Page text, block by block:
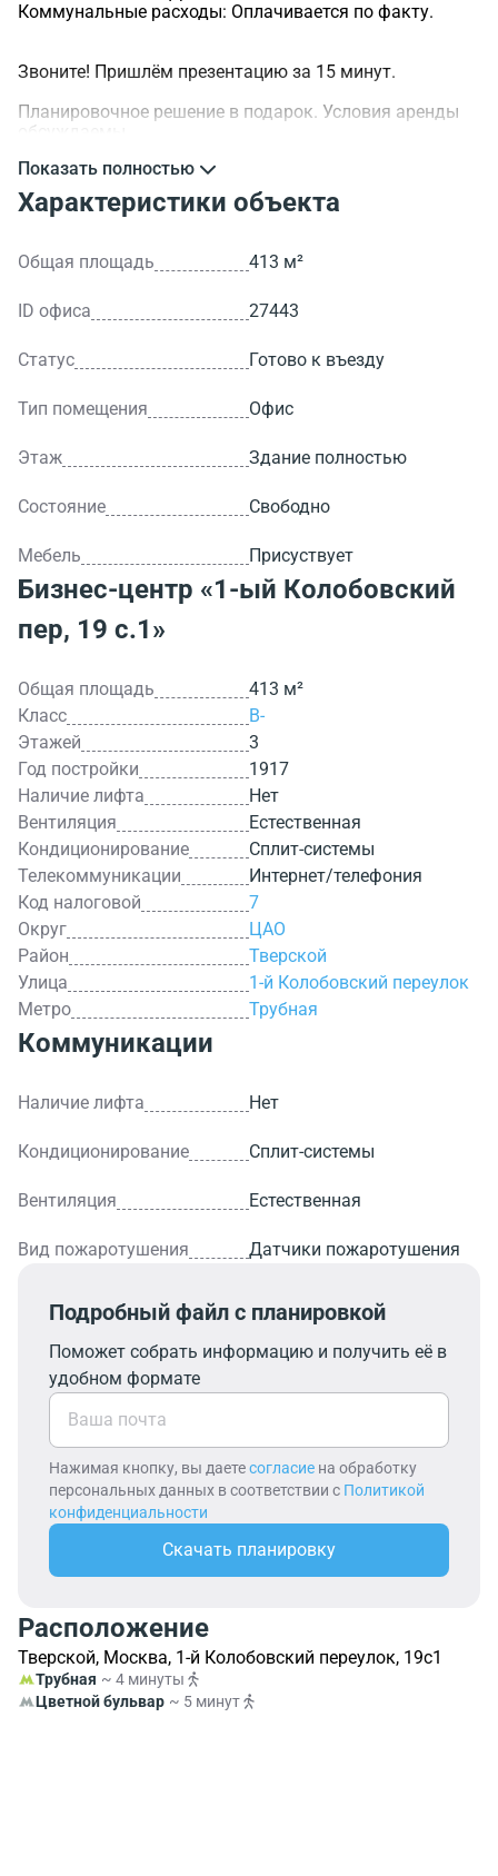
Коммунальные расходы: Оплачивается по факту.
Звоните! Пришлём презентацию за 15 минут.
Планировочное решение в подарок. Условия аренды
обсуждаемы.
>ID объекта - 27443.
Показать полностью
Характеристики объекта
Общая площадь 413 м²
ID офиса 27443
Статус Готово к въезду
Тип помещения Офис
Этаж Здание полностью
Состояние Свободно
Мебель Присуствует
Бизнес-центр «1-ый Колобовский
пер, 19 с.1»
Общая площадь
413 м²
Класс
B-
Этажей
3
Год постройки
1917
Наличие лифта
Нет
Вентиляция
Естественная
Кондиционирование
Сплит-системы
Телекоммуникации
Интернет/телефония
Код налоговой
7
Округ
ЦАО
Район
Тверской
Улица
1-й Колобовский переулок
Метро
Трубная
Коммуникации
Наличие лифта Нет
Кондиционирование Сплит-системы
Вентиляция Естественная
Вид пожаротушения Датчики пожаротушения
Подробный файл с планировкой
Поможет собрать информацию и получить её в
удобном формате
Нажимая кнопку, вы даетесогласие на обработку
персональных данных в соответствии с Политикой
конфиденциальности
Скачать планировку
Расположение
Тверской, Москва, 1-й Колобовский переулок, 19с1
Трубная ~ 4 минуты
Цветной бульвар ~ 5 минут